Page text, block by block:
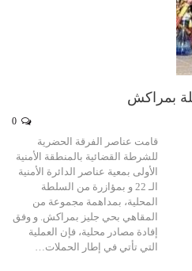
بمراكش
قامت عناصر الفرقة الحضرية
للشرطة القضائية بالمنطقة الأمنية
الأولى بمعية عناصر الدائرة الأمنية
الـ 22 و بمؤازرة من السلطة
المحلية، بمداهمة مجموعة من
المقاهي بحي جليز بمراكش. و وفق
إفادة مصادر محلية، فإن العملية
التي تأتي في إطار الحملات…